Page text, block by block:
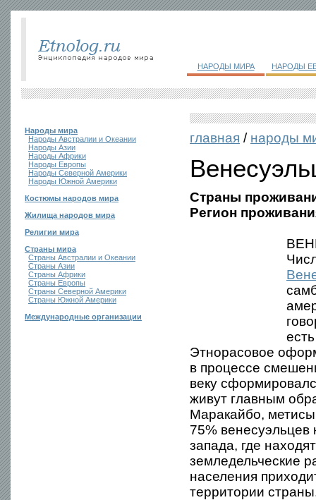
НАРОДЫ МИРА НАРОДЫ
Народы мира
Народы Австралии и Океании
Народы Азии
Народы Африки
Народы Европы
Народы Северной Америки
Народы Южной Америки
Костюмы народов мира
Жилища народов мира
Религии мира
Страны мира
Страны Австралии и Океании
Страны Азии
Страны Африки
Страны Европы
Страны Северной Америки
Страны Южной Америки
Международные организации
главная / народы
Страны
Регион
Этнорасовое
в процессе
веку
живут главным
Маракайбо,
75%
запада, где
земледельческие
населения
территории